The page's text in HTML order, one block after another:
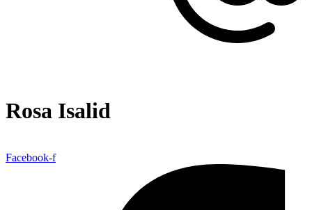
Rosa Isalid
Facebook-f